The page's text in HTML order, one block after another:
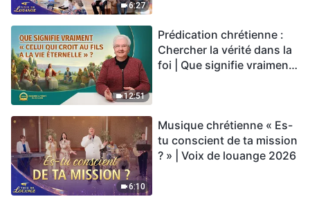
6:27
12:51
Prédication chrétienne :
Chercher la vérité dans la
foi | Que signifie vraiment
6:10
Musique chrétienne « Es-
tu conscient de ta mission
? » | Voix de louange 2026